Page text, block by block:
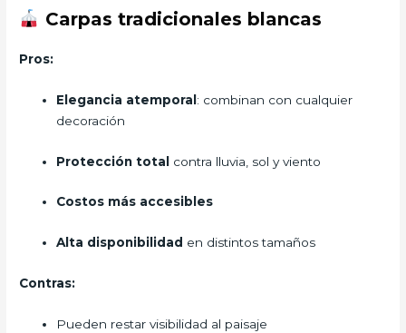
Carpas tradicionales blancas
Pros:
Elegancia atemporal : combinan con cualquier
decoración
Protección total contra lluvia, sol y viento
Costos más accesibles
Alta disponibilidad en distintos tamaños
Contras:
Pueden restar visibilidad al paisaje